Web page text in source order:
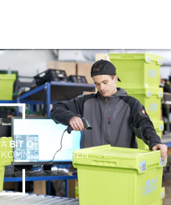
ABIT OF
KOMMISSIONIEREN.